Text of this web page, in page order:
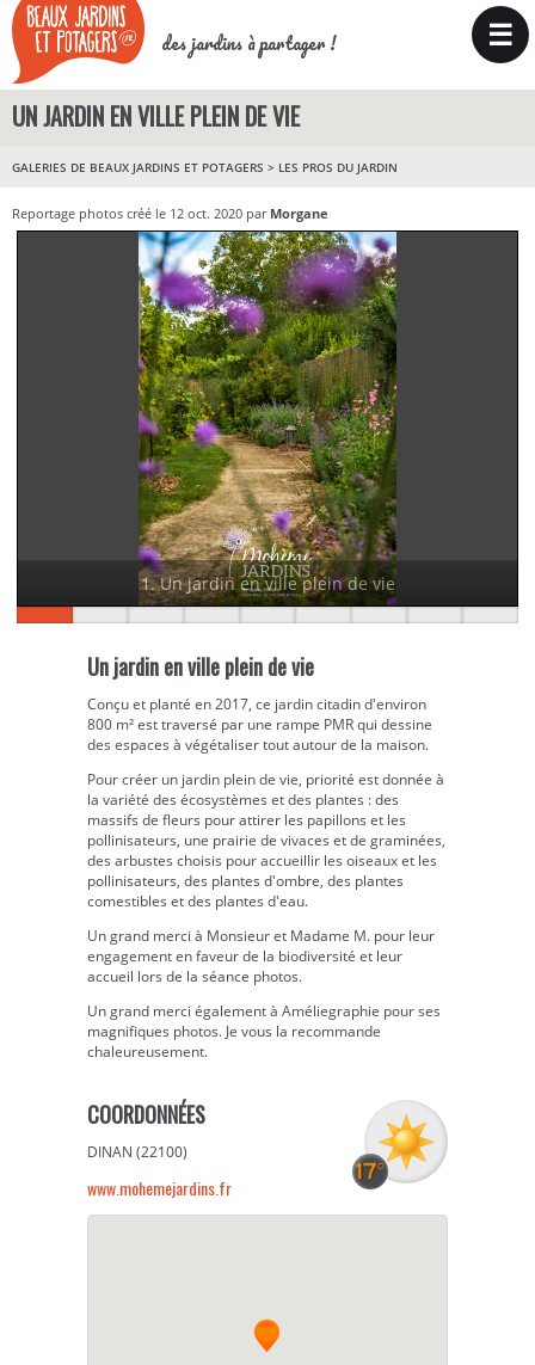
des jardins à partager ! ☰
UN JARDIN EN VILLE PLEIN DE VIE
GALERIES DE BEAUX JARDINS ET POTAGERS > LES PROS DU JARDIN
Reportage photos créé le 12 oct. 2020 par Morgane
1. Un jardin en ville plein de vie
Un jardin en ville plein de vie
Conçu et planté en 2017, ce jardin citadin d'environ
800 m² est traversé par une rampe PMR qui dessine
des espaces à végétaliser tout autour de la maison.
Pour créer un jardin plein de vie, priorité est donnée à
la variété des écosystèmes et des plantes : des
massifs de fleurs pour attirer les papillons et les
pollinisateurs, une prairie de vivaces et de graminées,
des arbustes choisis pour accueillir les oiseaux et les
pollinisateurs, des plantes d'ombre, des plantes
comestibles et des plantes d'eau.
Un grand merci à Monsieur et Madame M. pour leur
engagement en faveur de la biodiversité et leur
accueil lors de la séance photos.
Un grand merci également à Améliegraphie pour ses
magnifiques photos. Je vous la recommande
chaleureusement.
COORDONNÉES
DINAN (22100)
www.mohemejardins.fr